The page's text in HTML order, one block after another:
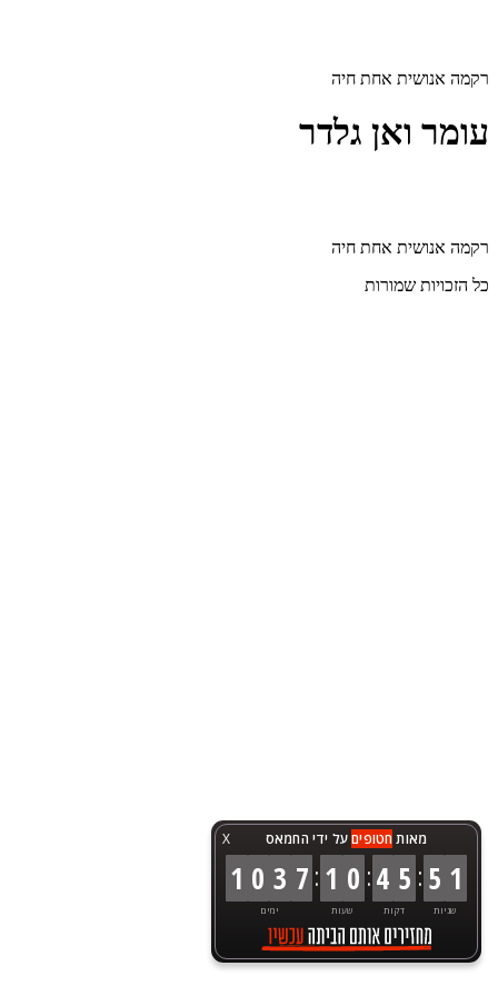
X מאותחטופיםעל ידי החמאס
1 0 3 7
ימים
: 1 0
שעות
:4 5
דקות
: 5 1
שניות
רקמה אנושית אחת חיה
עומר ואן גלדר
רקמה אנושית אחת חיה
כל הזכויות שמורות